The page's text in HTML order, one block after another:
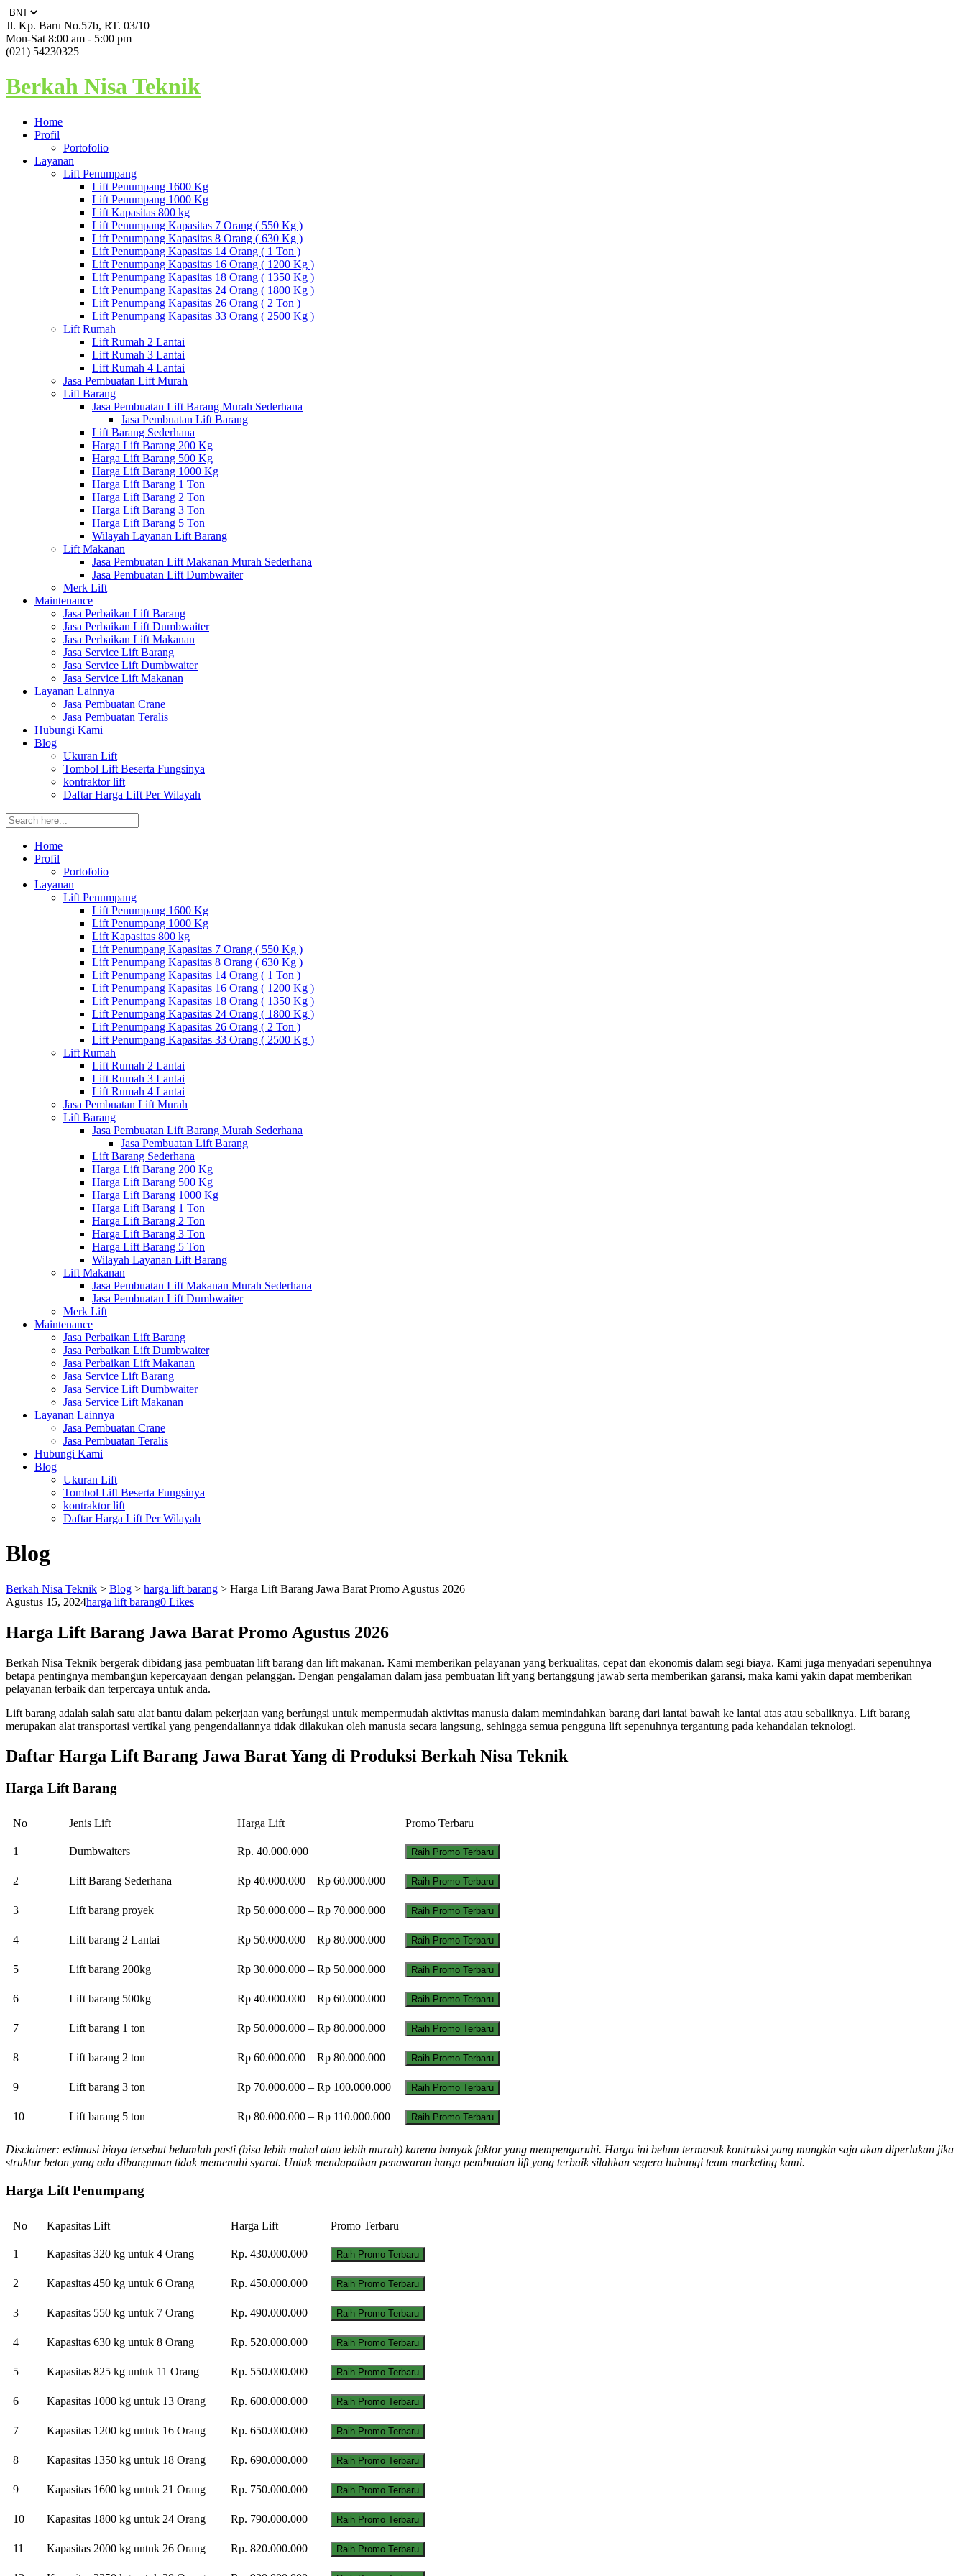
Jl. Kp. Baru No.57b, RT. 03/10
Mon-Sat 8:00 am - 5:00 pm
(021) 54230325
Berkah Nisa Teknik
Home
Profil
Portofolio
Layanan
Lift Penumpang
Lift Penumpang 1600 Kg
Lift Penumpang 1000 Kg
Lift Kapasitas 800 kg
Lift Penumpang Kapasitas 7 Orang ( 550 Kg )
Lift Penumpang Kapasitas 8 Orang ( 630 Kg )
Lift Penumpang Kapasitas 14 Orang ( 1 Ton )
Lift Penumpang Kapasitas 16 Orang ( 1200 Kg )
Lift Penumpang Kapasitas 18 Orang ( 1350 Kg )
Lift Penumpang Kapasitas 24 Orang ( 1800 Kg )
Lift Penumpang Kapasitas 26 Orang ( 2 Ton )
Lift Penumpang Kapasitas 33 Orang ( 2500 Kg )
Lift Rumah
Lift Rumah 2 Lantai
Lift Rumah 3 Lantai
Lift Rumah 4 Lantai
Jasa Pembuatan Lift Murah
Lift Barang
Jasa Pembuatan Lift Barang Murah Sederhana
Jasa Pembuatan Lift Barang
Lift Barang Sederhana
Harga Lift Barang 200 Kg
Harga Lift Barang 500 Kg
Harga Lift Barang 1000 Kg
Harga Lift Barang 1 Ton
Harga Lift Barang 2 Ton
Harga Lift Barang 3 Ton
Harga Lift Barang 5 Ton
Wilayah Layanan Lift Barang
Lift Makanan
Jasa Pembuatan Lift Makanan Murah Sederhana
Jasa Pembuatan Lift Dumbwaiter
Merk Lift
Maintenance
Jasa Perbaikan Lift Barang
Jasa Perbaikan Lift Dumbwaiter
Jasa Perbaikan Lift Makanan
Jasa Service Lift Barang
Jasa Service Lift Dumbwaiter
Jasa Service Lift Makanan
Layanan Lainnya
Jasa Pembuatan Crane
Jasa Pembuatan Teralis
Hubungi Kami
Blog
Ukuran Lift
Tombol Lift Beserta Fungsinya
kontraktor lift
Daftar Harga Lift Per Wilayah
Home
Profil
Portofolio
Layanan
Lift Penumpang
Lift Penumpang 1600 Kg
Lift Penumpang 1000 Kg
Lift Kapasitas 800 kg
Lift Penumpang Kapasitas 7 Orang ( 550 Kg )
Lift Penumpang Kapasitas 8 Orang ( 630 Kg )
Lift Penumpang Kapasitas 14 Orang ( 1 Ton )
Lift Penumpang Kapasitas 16 Orang ( 1200 Kg )
Lift Penumpang Kapasitas 18 Orang ( 1350 Kg )
Lift Penumpang Kapasitas 24 Orang ( 1800 Kg )
Lift Penumpang Kapasitas 26 Orang ( 2 Ton )
Lift Penumpang Kapasitas 33 Orang ( 2500 Kg )
Lift Rumah
Lift Rumah 2 Lantai
Lift Rumah 3 Lantai
Lift Rumah 4 Lantai
Jasa Pembuatan Lift Murah
Lift Barang
Jasa Pembuatan Lift Barang Murah Sederhana
Jasa Pembuatan Lift Barang
Lift Barang Sederhana
Harga Lift Barang 200 Kg
Harga Lift Barang 500 Kg
Harga Lift Barang 1000 Kg
Harga Lift Barang 1 Ton
Harga Lift Barang 2 Ton
Harga Lift Barang 3 Ton
Harga Lift Barang 5 Ton
Wilayah Layanan Lift Barang
Lift Makanan
Jasa Pembuatan Lift Makanan Murah Sederhana
Jasa Pembuatan Lift Dumbwaiter
Merk Lift
Maintenance
Jasa Perbaikan Lift Barang
Jasa Perbaikan Lift Dumbwaiter
Jasa Perbaikan Lift Makanan
Jasa Service Lift Barang
Jasa Service Lift Dumbwaiter
Jasa Service Lift Makanan
Layanan Lainnya
Jasa Pembuatan Crane
Jasa Pembuatan Teralis
Hubungi Kami
Blog
Ukuran Lift
Tombol Lift Beserta Fungsinya
kontraktor lift
Daftar Harga Lift Per Wilayah
Blog
Berkah Nisa Teknik > Blog > harga lift barang > Harga Lift Barang Jawa Barat Promo Agustus 2026
Agustus 15, 2024harga lift barang0 Likes
Harga Lift Barang Jawa Barat Promo Agustus 2026
Berkah Nisa Teknik bergerak dibidang jasa pembuatan lift barang dan lift makanan. Kami memberikan pelayanan yang berkualitas, cepat dan ekonomis dalam segi biaya. Kami juga menyadari sepenuhnya
betapa pentingnya membangun kepercayaan dengan pelanggan. Dengan pengalaman dalam jasa pembuatan lift yang bertanggung jawab serta memberikan garansi, maka kami yakin dapat memberikan
pelayanan terbaik dan terpercaya untuk anda.
Lift barang adalah salah satu alat bantu dalam pekerjaan yang berfungsi untuk mempermudah aktivitas manusia dalam memindahkan barang dari lantai bawah ke lantai atas atau sebaliknya. Lift barang
merupakan alat transportasi vertikal yang pengendaliannya tidak dilakukan oleh manusia secara langsung, sehingga semua pengguna lift sepenuhnya tergantung pada kehandalan teknologi.
Daftar Harga Lift Barang Jawa Barat Yang di Produksi Berkah Nisa Teknik
Harga Lift Barang
No Jenis Lift Harga Lift Promo Terbaru
1 Dumbwaiters Rp. 40.000.000 Raih Promo Terbaru
2 Lift Barang Sederhana Rp 40.000.000 – Rp 60.000.000 Raih Promo Terbaru
3 Lift barang proyek Rp 50.000.000 – Rp 70.000.000 Raih Promo Terbaru
4 Lift barang 2 Lantai Rp 50.000.000 – Rp 80.000.000 Raih Promo Terbaru
5 Lift barang 200kg Rp 30.000.000 – Rp 50.000.000 Raih Promo Terbaru
6 Lift barang 500kg Rp 40.000.000 – Rp 60.000.000 Raih Promo Terbaru
7 Lift barang 1 ton Rp 50.000.000 – Rp 80.000.000 Raih Promo Terbaru
8 Lift barang 2 ton Rp 60.000.000 – Rp 80.000.000 Raih Promo Terbaru
9 Lift barang 3 ton Rp 70.000.000 – Rp 100.000.000 Raih Promo Terbaru
10 Lift barang 5 ton Rp 80.000.000 – Rp 110.000.000 Raih Promo Terbaru
Disclaimer: estimasi biaya tersebut belumlah pasti (bisa lebih mahal atau lebih murah) karena banyak faktor yang mempengaruhi. Harga ini belum termasuk kontruksi yang mungkin saja akan diperlukan jika
struktur beton yang ada dibangunan tidak memenuhi syarat. Untuk mendapatkan penawaran harga pembuatan lift yang terbaik silahkan segera hubungi team marketing kami.
Harga Lift Penumpang
No Kapasitas Lift Harga Lift Promo Terbaru
1 Kapasitas 320 kg untuk 4 Orang Rp. 430.000.000 Raih Promo Terbaru
2 Kapasitas 450 kg untuk 6 Orang Rp. 450.000.000 Raih Promo Terbaru
3 Kapasitas 550 kg untuk 7 Orang Rp. 490.000.000 Raih Promo Terbaru
4 Kapasitas 630 kg untuk 8 Orang Rp. 520.000.000 Raih Promo Terbaru
5 Kapasitas 825 kg untuk 11 Orang Rp. 550.000.000 Raih Promo Terbaru
6 Kapasitas 1000 kg untuk 13 Orang Rp. 600.000.000 Raih Promo Terbaru
7 Kapasitas 1200 kg untuk 16 Orang Rp. 650.000.000 Raih Promo Terbaru
8 Kapasitas 1350 kg untuk 18 Orang Rp. 690.000.000 Raih Promo Terbaru
9 Kapasitas 1600 kg untuk 21 Orang Rp. 750.000.000 Raih Promo Terbaru
10 Kapasitas 1800 kg untuk 24 Orang Rp. 790.000.000 Raih Promo Terbaru
11 Kapasitas 2000 kg untuk 26 Orang Rp. 820.000.000 Raih Promo Terbaru